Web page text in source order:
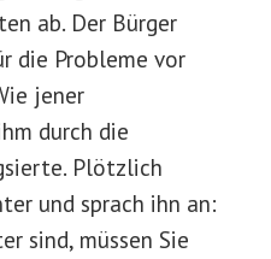
ab. Der Bürger
die Probleme vor
jener
durch die
Plötzlich
und sprach ihn an:
sind, müssen Sie